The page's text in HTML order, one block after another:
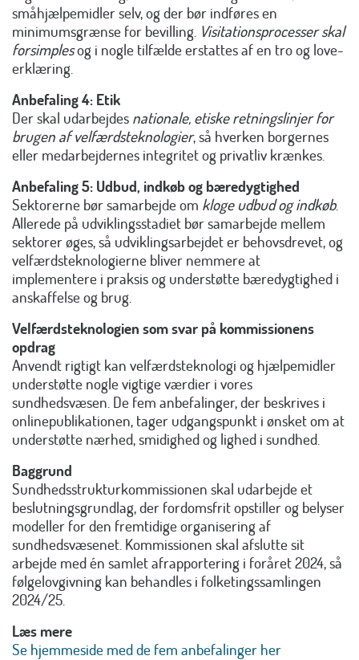
småhjælpemidler selv, og der bør indføres en
minimumsgrænse for bevilling. Visitationsprocesser skal
forsimplesog i nogle tilfælde erstattes af en tro og love-
erklæring.
Anbefaling 4: Etik
Der skal udarbejdes nationale, etiske retningslinjer for
brugen af velfærdsteknologier, så hverken borgernes
eller medarbejdernes integritet og privatliv krænkes.
Anbefaling 5: Udbud, indkøb og bæredygtighed
Sektorerne bør samarbejde om kloge udbud og indkøb.
Allerede på udviklingsstadiet bør samarbejde mellem
sektorer øges, så udviklingsarbejdet er behovsdrevet, og
velfærdsteknologierne bliver nemmere at
implementere i praksis og understøtte bæredygtighed i
anskaffelse og brug.
Velfærdsteknologien som svar på kommissionens
opdrag
Anvendt rigtigt kan velfærdsteknologi og hjælpemidler
understøtte nogle vigtige værdier i vores
sundhedsvæsen. De fem anbefalinger, der beskrives i
onlinepublikationen, tager udgangspunkt i ønsket om at
understøtte nærhed, smidighed og lighed i sundhed.
Baggrund
Sundhedsstrukturkommissionen skal udarbejde et
beslutningsgrundlag, der fordomsfrit opstiller og belyser
modeller for den fremtidige organisering af
sundhedsvæsenet. Kommissionen skal afslutte sit
arbejde med én samlet afrapportering i foråret 2024, så
følgelovgivning kan behandles i folketingssamlingen
2024/25.
Læs mere
Se hjemmeside med de fem anbefalinger her